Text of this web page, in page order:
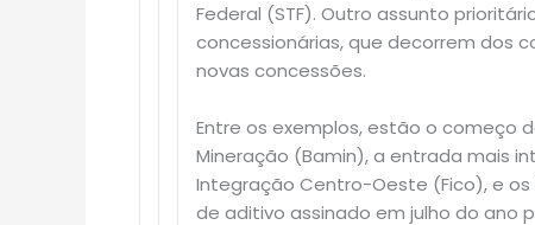
Federal (STF). Outro assunto
concessionárias, que decorrem dos
novas concessões.
Entre os exemplos, estão o começo
Mineração (Bamin), a entrada mais
Integração Centro-Oeste (Fico), e
de aditivo assinado em julho do ano